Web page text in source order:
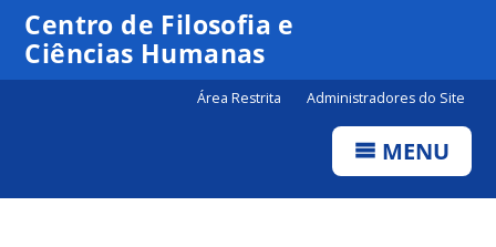
Centro de Filosofia e
Ciências Humanas
Área Restrita Administradores do Site
MENU